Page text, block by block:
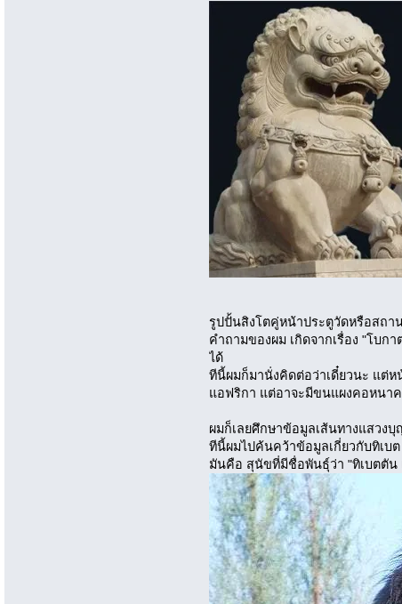
รูปปั้นสิงโตคู่หน้าประตูวัดหรือสถา
คำถามของผม เกิดจากเรื่อง "โบก
ได้
ทีนี้ผมก็มานั่งคิดต่อว่าเดี๋ยวนะ แต่ห
แอฟริกา แต่อาจะมีขนแผงคอหนา
ผมก็เลยศึกษาข้อมูลเส้นทางแสวง
ทีนี้ผมไปค้นคว้าข้อมูลเกี่ยวกับทิเบ
มันคือ สุนัขที่มีชื่อพันธุ์ว่า "ทิเบตตัน